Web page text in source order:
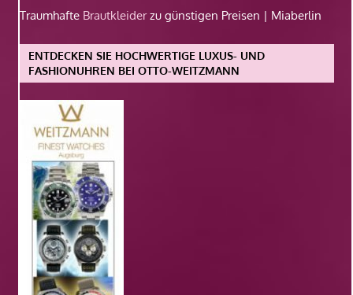
Traumhafte Brautkleiderzu günstigen Preisen | Miaberlin
ENTDECKEN SIE HOCHWERTIGE LUXUS- UND
FASHIONUHREN BEI OTTO-WEITZMANN